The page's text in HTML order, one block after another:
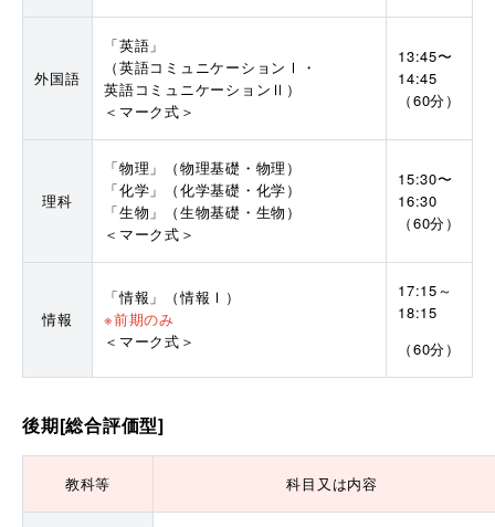
外国語
「英語」
（英語コミュニケーションⅠ・
英語コミュニケーションⅡ）
＜マーク式＞
13:45〜
14:45
（60分）
理科
「物理」（物理基礎・物理）
「化学」（化学基礎・化学）
「生物」（生物基礎・生物）
＜マーク式＞
15:30〜
16:30
（60分）
情報
「情報」（情報Ⅰ）
※前期のみ
＜マーク式＞
17:15～
18:15
（60分）
後期[総合評価型]
教科等 科目又は内容